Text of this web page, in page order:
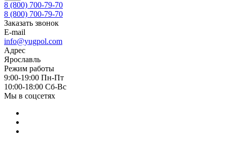
8 (800) 700-79-70
8 (800) 700-79-70
Заказать звонок
E-mail
info@yugpol.com
Адрес
Ярославль
Режим работы
9:00-19:00 Пн-Пт
10:00-18:00 Cб-Вс
Мы в соцсетях